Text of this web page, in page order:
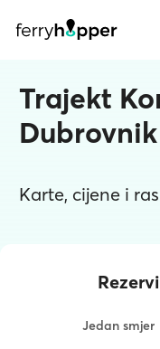
Trajekt
Dubrovnik
Karte, cijene i
Jedan smjer